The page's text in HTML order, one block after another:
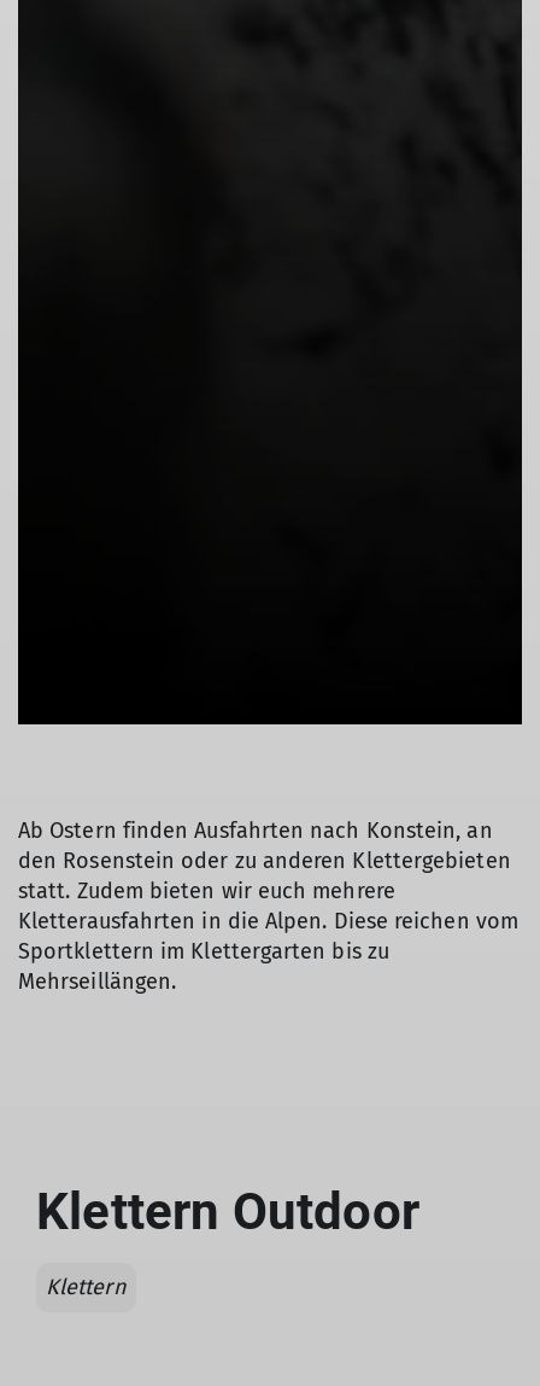
Ab Ostern finden Ausfahrten nach Konstein, an
den Rosenstein oder zu anderen Klettergebieten
statt. Zudem bieten wir euch mehrere
Kletterausfahrten in die Alpen. Diese reichen vom
Sportklettern im Klettergarten bis zu
Mehrseillängen.
Klettern Outdoor
Klettern